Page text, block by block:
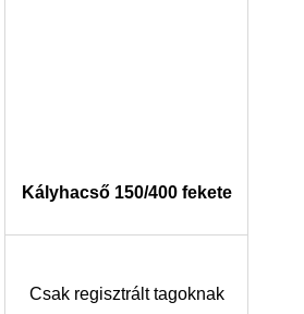
Kályhacső 150/400 fekete
Csak regisztrált tagoknak